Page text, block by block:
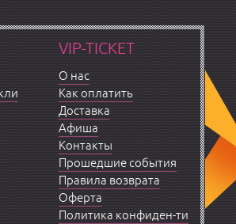
VIP-TICKET
О нас
Как оплатить
Доставка
Афиша
Контакты
Прошедшие события
Правила возврата
Оферта
Политика конфиден-ти